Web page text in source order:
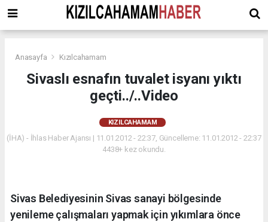
Anasayfa Kızılcahamam
Sivaslı esnafın tuvalet isyanı yıktı
geçti../..Video
KIZILCAHAMAM
(İHA) - İhlas Haber Ajansı | 11.01.2012 - 22:37, Güncelleme: 11.01.2012 - 22:37
4438+ kez okundu.
Sivas Belediyesinin Sivas sanayi bölgesinde
yenileme çalışmaları yapmak için yıkımlara önce